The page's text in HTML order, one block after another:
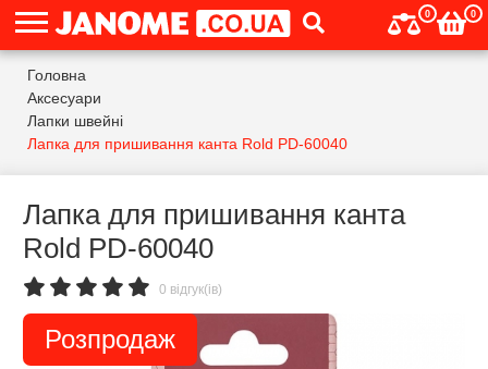
0 0
Головна
Аксесуари
Лапки швейні
Лапка для пришивання канта Rold PD-60040
Лапка для пришивання канта
Rold PD-60040
0 відгук(ів)
Розпродаж